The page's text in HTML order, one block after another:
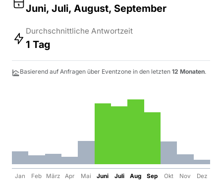
Juni, Juli, August, September
Durchschnittliche Antwortzeit
1 Tag
Basierend auf Anfragen über Eventzone in den letzten 12 Monaten.
Jan Feb März Apr Mai Juni Juli Aug Sep Okt Nov Dez